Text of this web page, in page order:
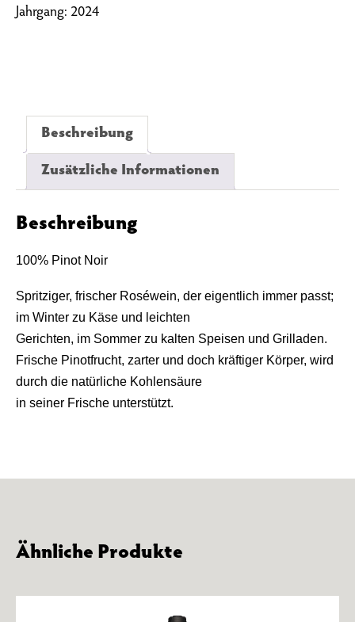
Jahrgang: 2024
Beschreibung
Zusätzliche Informationen
Beschreibung
100% Pinot Noir
Spritziger, frischer Roséwein, der eigentlich immer passt;
im Winter zu Käse und leichten
Gerichten, im Sommer zu kalten Speisen und Grilladen.
Frische Pinotfrucht, zarter und doch kräftiger Körper, wird
durch die natürliche Kohlensäure
in seiner Frische unterstützt.
Ähnliche Produkte